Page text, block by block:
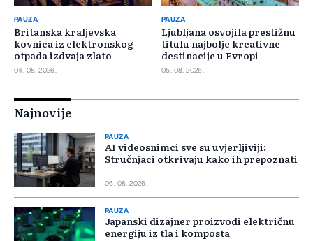
PAUZA
Britanska kraljevska
kovnica iz elektronskog
otpada izdvaja zlato
04. 08. 2026.
PAUZA
Ljubljana osvojila prestižnu
titulu najbolje kreativne
destinacije u Evropi
05. 08. 2026.
Najnovije
PAUZA
AI videosnimci sve su uvjerljiviji:
Stručnjaci otkrivaju kako ih prepoznati
06. 08. 2026.
PAUZA
Japanski dizajner proizvodi električnu
energiju iz tla i komposta